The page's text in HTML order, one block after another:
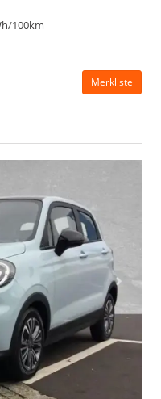
100km
Merkliste